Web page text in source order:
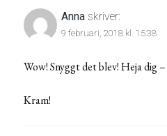
Anna skriver:
9 februari, 2018 kl. 15:38
Wow! Snyggt det blev! Heja dig
Kram!